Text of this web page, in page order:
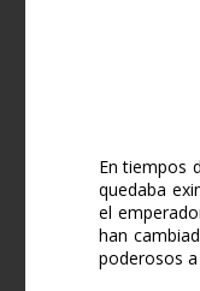
En tiempos
quedaba
el
han
poderosos